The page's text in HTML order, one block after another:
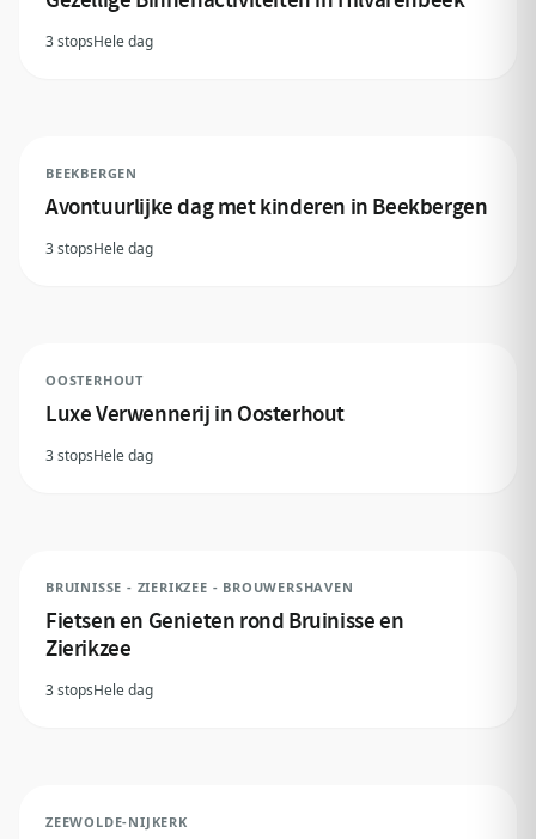
3 stopsHele dag
BEEKBERGEN
Avontuurlijke dag met kinderen in Beekbergen
3 stopsHele dag
OOSTERHOUT
Luxe Verwennerij in Oosterhout
3 stopsHele dag
BRUINISSE - ZIERIKZEE - BROUWERSHAVEN
Fietsen en Genieten rond Bruinisse en
Zierikzee
3 stopsHele dag
ZEEWOLDE-NIJKERK